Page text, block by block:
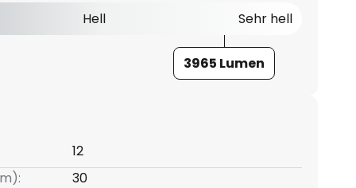
Hell Sehr hell
3965 Lumen
12
30